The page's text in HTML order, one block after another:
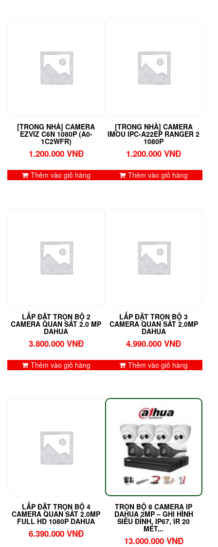
[TRONG NHÀ] CAMERA
EZVIZ C6N 1080P (A0-
1C2WFR)
1.200.000 VNĐ
Thêm vào giỏ hàng
[TRONG NHÀ] CAMERA
IMOU IPC-A22EP RANGER 2
1080P
1.200.000VNĐ
Thêm vào giỏ hàng
LẮP ĐẶT TRỌN BỘ 2
CAMERA QUAN SÁT 2.0 MP
DAHUA
3.800.000 VNĐ
Thêm vào giỏ hàng
LẮP ĐẶT TRỌN BỘ 3
CAMERA QUAN SÁT 2.0MP
DAHUA
4.990.000VNĐ
Thêm vào giỏ hàng
LẮP ĐẶT TRỌN BỘ 4
CAMERA QUAN SÁT 2.0MP
FULL HD 1080P DAHUA
6.390.000 VNĐ
TRỌN BỘ 8 CAMERA IP
DAHUA 2MP – GHI HÌNH
SIÊU ĐỈNH, IP67, IR 20
MÉT,..
13.000.000 VNĐ